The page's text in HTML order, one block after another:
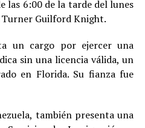
las 6:00 de la tarde del lunes
Guilford Knight.
un cargo por ejercer una
sin una licencia válida, un
en Florida. Su fianza fue
también presenta una